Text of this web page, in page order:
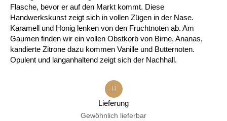
Flasche, bevor er auf den Markt kommt. Diese
Handwerkskunst zeigt sich in vollen Zügen in der Nase.
Karamell und Honig lenken von den Fruchtnoten ab. Am
Gaumen finden wir ein vollen Obstkorb von Birne, Ananas,
kandierte Zitrone dazu kommen Vanille und Butternoten.
Opulent und langanhaltend zeigt sich der Nachhall.
Lieferung
Gewöhnlich lieferbar